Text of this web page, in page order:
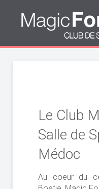
Le Club
Salle de
Médoc
Au coeur du